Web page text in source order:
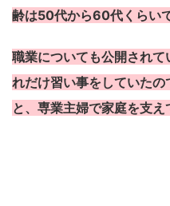
齢は50代から60代くらい
職業についても公開され
れだけ習い事をしていた
と、専業主婦で家庭を支え